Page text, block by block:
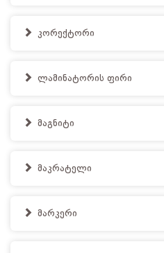
კორექტორი
ლამინატორის ფირი
მაგნიტი
მაკრატელი
მარკერი